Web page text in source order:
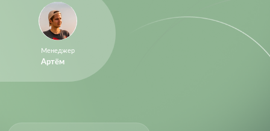
Product Lifecycle Status:
Resolution (Bits):
Sample Rate:
Size-Height:
Size-Width: 5.3 mm
Менеджер
Артём